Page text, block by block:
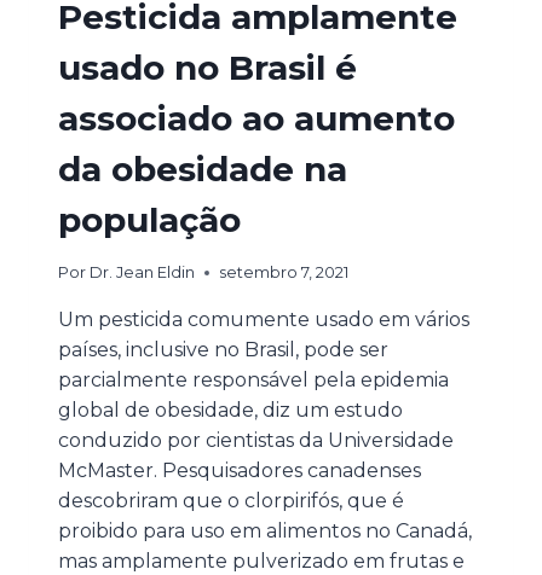
Pesticida amplamente
usado no Brasil é
associado ao aumento
da obesidade na
população
Por Dr. Jean Eldin setembro 7, 2021
Um pesticida comumente usado em vários
países, inclusive no Brasil, pode ser
parcialmente responsável pela epidemia
global de obesidade, diz um estudo
conduzido por cientistas da Universidade
McMaster. Pesquisadores canadenses
descobriram que o clorpirifós, que é
proibido para uso em alimentos no Canadá,
mas amplamente pulverizado em frutas e